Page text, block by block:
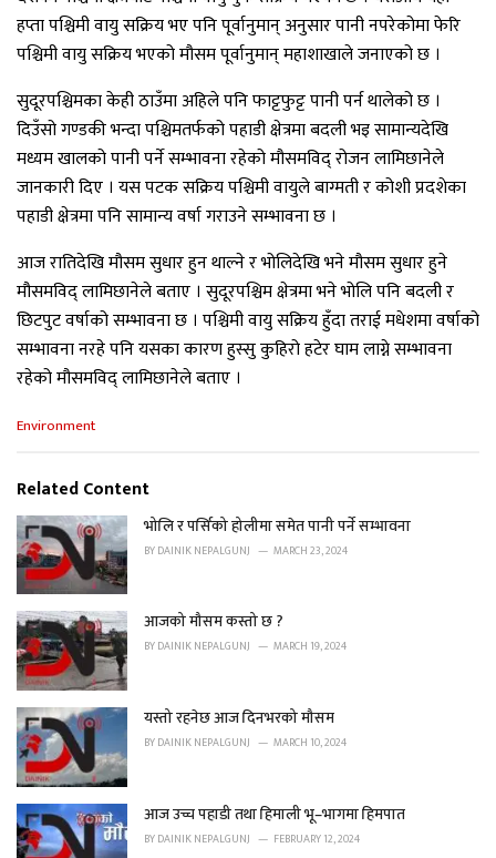
हप्ता पश्चिमी वायु सक्रिय भए पनि पूर्वानुमान् अनुसार पानी नपरेकोमा फेरि
पश्चिमी वायु सक्रिय भएको मौसम पूर्वानुमान् महाशाखाले जनाएको छ ।
सुदूरपश्चिमका केही ठाउँमा अहिले पनि फाट्टफुट्ट पानी पर्न थालेको छ ।
दिउँसो गण्डकी भन्दा पश्चिमतर्फको पहाडी क्षेत्रमा बदली भइ सामान्यदेखि
मध्यम खालको पानी पर्ने सम्भावना रहेको मौसमविद् रोजन लामिछानेले
जानकारी दिए । यस पटक सक्रिय पश्चिमी वायुले बाग्मती र कोशी प्रदशेका
पहाडी क्षेत्रमा पनि सामान्य वर्षा गराउने सम्भावना छ ।
आज रातिदेखि मौसम सुधार हुन थाल्ने र भोलिदेखि भने मौसम सुधार हुने
मौसमविद् लामिछानेले बताए । सुदूरपश्चिम क्षेत्रमा भने भोलि पनि बदली र
छिटपुट वर्षाको सम्भावना छ । पश्चिमी वायु सक्रिय हुँदा तराई मधेशमा वर्षाको
सम्भावना नरहे पनि यसका कारण हुस्सु कुहिरो हटेर घाम लाग्ने सम्भावना
रहेको मौसमविद् लामिछानेले बताए ।
C
e
o
r
i
e
s
:
Environment
Related Content
भोलि र पर्सिको होलीमा समेत पानी पर्ने सम्भावना
BYDAINIK NEPALGUNJ MARCH 23, 2024
आजको मौसम कस्तो छ ?
BYDAINIK NEPALGUNJ MARCH 19, 2024
यस्तो रहनेछ आज दिनभरको मौसम
BYDAINIK NEPALGUNJ MARCH 10, 2024
आज उच्च पहाडी तथा हिमाली भू–भागमा हिमपात
BYDAINIK NEPALGUNJ FEBRUARY 12, 2024